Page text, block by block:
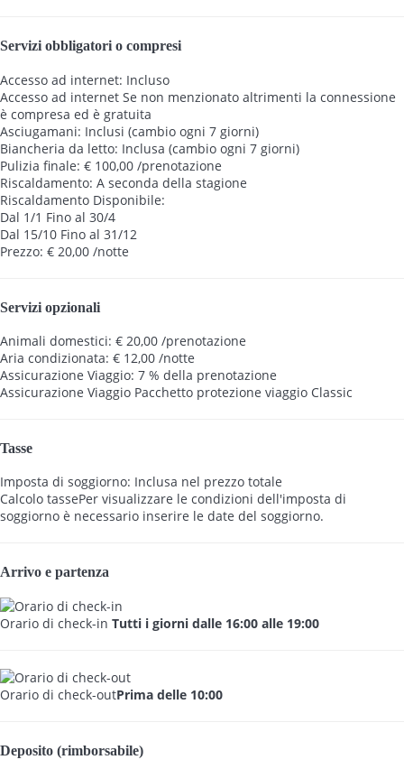
Servizi obbligatori o compresi
Accesso ad internet: Incluso
Accesso ad internet Se non menzionato altrimenti la connessione
è compresa ed è gratuita
Asciugamani: Inclusi (cambio ogni 7 giorni)
Biancheria da letto: Inclusa (cambio ogni 7 giorni)
Pulizia finale: € 100,00 /prenotazione
Riscaldamento: A seconda della stagione
Riscaldamento Disponibile:
Dal 1/1 Fino al 30/4
Dal 15/10 Fino al 31/12
Prezzo: € 20,00 /notte
Servizi opzionali
Animali domestici: € 20,00 /prenotazione
Aria condizionata: € 12,00 /notte
Assicurazione Viaggio: 7 % della prenotazione
Assicurazione Viaggio Pacchetto protezione viaggio Classic
Tasse
Imposta di soggiorno: Inclusa nel prezzo totale
Calcolo tassePer visualizzare le condizioni dell'imposta di
soggiorno è necessario inserire le date del soggiorno.
Arrivo e partenza
Orario di check-in Tutti i giorni dalle 16:00 alle 19:00
Orario di check-outPrima delle 10:00
Deposito (rimborsabile)